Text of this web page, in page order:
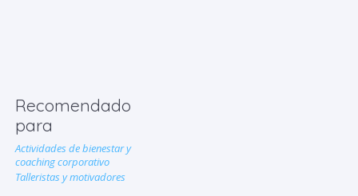
Recomendado
para
Actividades de bienestar y
coaching corporativo
Talleristas y motivadores